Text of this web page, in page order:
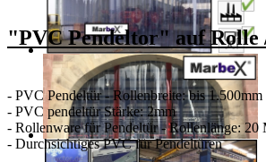
"PVC Pendeltor" auf Rolle
- PVC Pendeltür - Rollenbreite: bis 1.500mm
- PVC pendeltür Stärke: 2mm
- Rollenware für Pendeltür - Rollenlänge: 20
- Durchsichtiges PVC für Pendeltüren